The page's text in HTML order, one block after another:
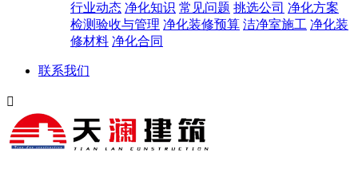
行业动态 净化知识 常见问题 挑选公司 净化方案
检测验收与管理 净化装修预算 洁净室施工 净化装
修材料 净化合同
联系我们
